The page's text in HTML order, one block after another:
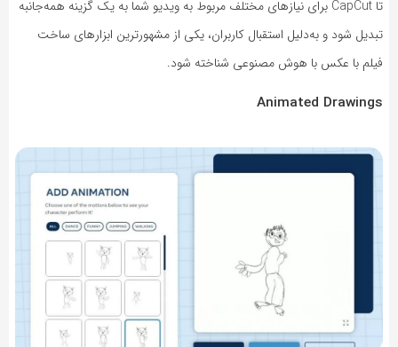
تا CapCut برای نیازهای مختلف مربوط به ویدیو شما به یک گزینه همه‌‌جانبه
تبدیل شود و به‌دلیل استقبال کاربران، یکی از مشهورترین ابزارهای ساخت
فیلم با عکس با هوش مصنوعی شناخته شود.
Animated Drawings